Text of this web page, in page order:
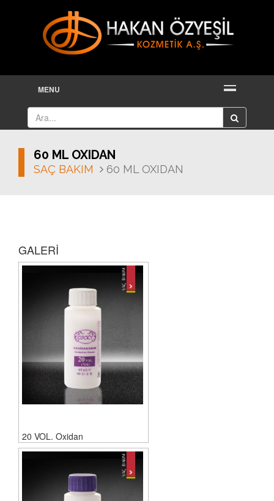
MENU
60 ML OXIDAN
SAÇ BAKIM 60 ML OXIDAN
GALERİ
20 VOL. Oxidan